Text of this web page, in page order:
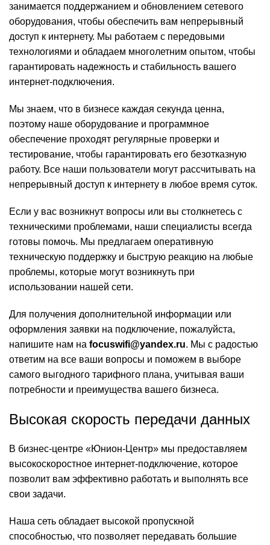
занимается поддержанием и обновлением сетевого
оборудования, чтобы обеспечить вам непрерывный
доступ к интернету. Мы работаем с передовыми
технологиями и обладаем многолетним опытом, чтобы
гарантировать надежность и стабильность вашего
интернет-подключения.
Мы знаем, что в бизнесе каждая секунда ценна,
поэтому наше оборудование и программное
обеспечение проходят регулярные проверки и
тестирование, чтобы гарантировать его безотказную
работу. Все наши пользователи могут рассчитывать на
непрерывный доступ к интернету в любое время суток.
Если у вас возникнут вопросы или вы столкнетесь с
техническими проблемами, наши специалисты всегда
готовы помочь. Мы предлагаем оперативную
техническую поддержку и быструю реакцию на любые
проблемы, которые могут возникнуть при
использовании нашей сети.
Для получения дополнительной информации или
оформления заявки на подключение, пожалуйста,
напишите нам на focuswifi@yandex.ru. Мы с радостью
ответим на все ваши вопросы и поможем в выборе
самого выгодного тарифного плана, учитывая ваши
потребности и преимущества вашего бизнеса.
Высокая скорость передачи данных
В бизнес-центре «Юнион-Центр» мы предоставляем
высокоскоростное интернет-подключение, которое
позволит вам эффективно работать и выполнять все
свои задачи.
Наша сеть обладает высокой пропускной
способностью, что позволяет передавать большие